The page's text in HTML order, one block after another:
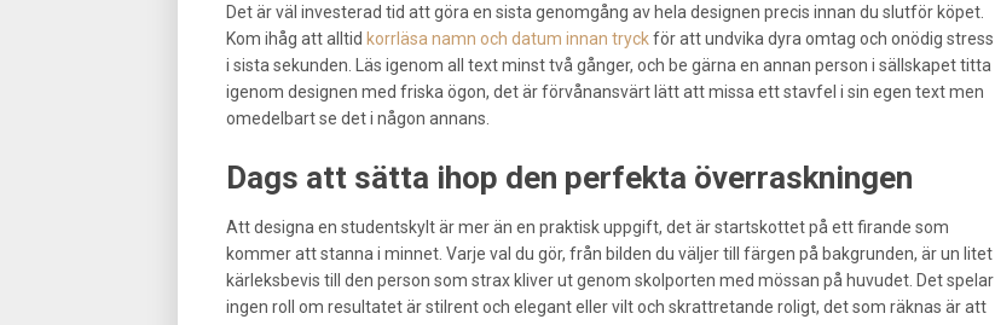
Det är väl investerad tid att göra en sista genomgång av hela designen precis innan du slutför köpet.
Kom ihåg att alltid korrläsa namn och datum innan tryckför att undvika dyra omtag och onödig stress
i sista sekunden. Läs igenom all text minst två gånger, och be gärna en annan person i sällskapet titta
igenom designen med friska ögon, det är förvånansvärt lätt att missa ett stavfel i sin egen text men
omedelbart se det i någon annans.
Dags att sätta ihop den perfekta överraskningen
Att designa en studentskylt är mer än en praktisk uppgift, det är startskottet på ett firande som
kommer att stanna i minnet. Varje val du gör, från bilden du väljer till färgen på bakgrunden, är un litet
kärleksbevis till den person som strax kliver ut genom skolporten med mössan på huvudet. Det spelar
ingen roll om resultatet är stilrent och elegant eller vilt och skrattretande roligt, det som räknas är att